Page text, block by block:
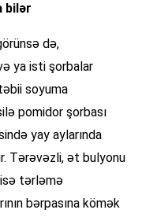
bilər
də,
ya isti şorbalar
soyuma
pomidor şorbası
yay aylarında
Tərəvəzli, ət bulyonu
isə tərləmə
bərpasına kömək